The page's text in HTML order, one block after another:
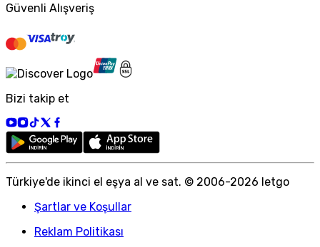
Güvenli Alışveriş
Bizi takip et
Türkiye'de ikinci el eşya al ve sat. © 2006-2026 letgo
Şartlar ve Koşullar
Reklam Politikası